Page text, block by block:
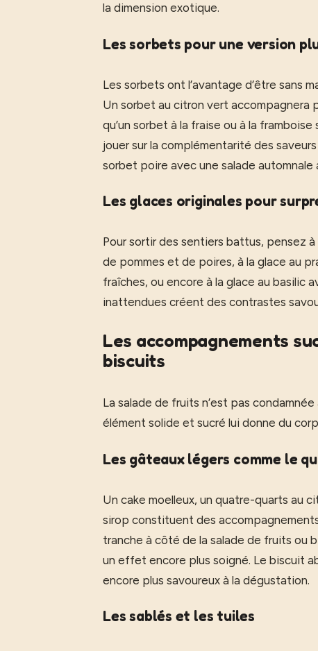
la dimension exotique.
Les sorbets pour une version
Les sorbets ont l’avantage d’être sans
Un sorbet au citron vert accompagnera
qu’un sorbet à la fraise ou à la framboise
jouer sur la complémentarité des
sorbet poire avec une salade automnale
Les glaces originales pour
Pour sortir des sentiers battus, pensez
de pommes et de poires, à la glace au
fraîches, ou encore à la glace au basilic
inattendues créent des contrastes
Les accompagnements
biscuits
La salade de fruits n’est pas
élément solide et sucré lui donne du
Les gâteaux légers comme le
Un cake moelleux, un quatre-quarts au
sirop constituent des
tranche à côté de la salade de fruits ou
un effet encore plus soigné. Le biscuit
encore plus savoureux à la dégustation.
Les sablés et les tuiles